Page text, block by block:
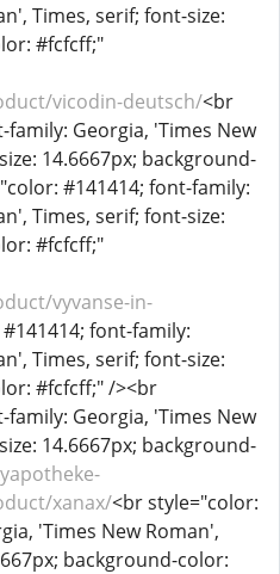
Times, serif; font-size:
#fcfcff;"
vicodin-deutsch/<br
Georgia, 'Times New
14.6667px; background-
#141414; font-family:
Times, serif; font-size:
#fcfcff;"
vyvanse-in-
font-family:
Times, serif; font-size:
#fcfcff;" /><br
Georgia, 'Times New
14.6667px; background-
xanax/<br style="color:
'Times New Roman',
background-color: